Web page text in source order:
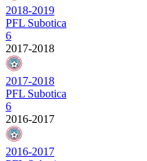
2018-2019
PFL Subotica
6
2017-2018
2017-2018
PFL Subotica
6
2016-2017
2016-2017